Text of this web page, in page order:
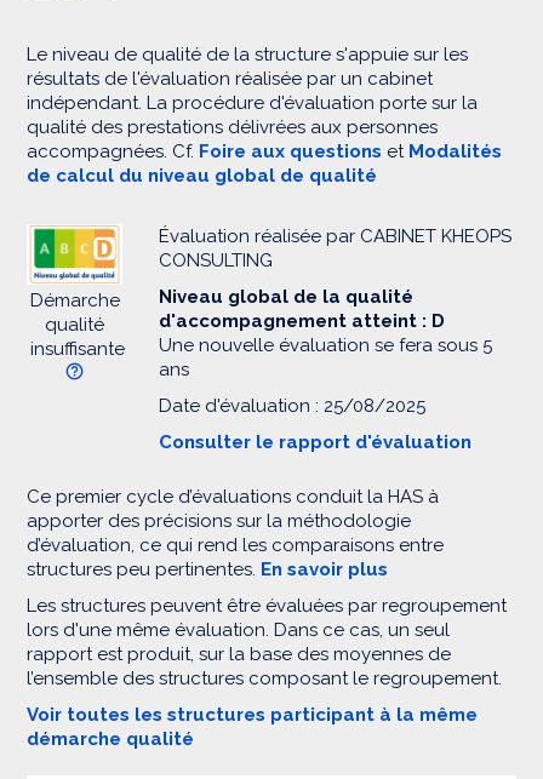
Le niveau de qualité de la structure s'appuie sur les
résultats de l'évaluation réalisée par un cabinet
indépendant. La procédure d'évaluation porte sur la
qualité des prestations délivrées aux personnes
accompagnées. Cf. Foire aux questions et Modalités
de calcul du niveau global de qualité
Démarche
qualité
insuffisante
Évaluation réalisée par CABINET KHEOPS
CONSULTING
Niveau global de la qualité
d'accompagnement atteint : D
Une nouvelle évaluation se fera sous 5
ans
Date d'évaluation : 25/08/2025
Consulter le rapport d'évaluation
Ce premier cycle d’évaluations conduit la HAS à
apporter des précisions sur la méthodologie
d’évaluation, ce qui rend les comparaisons entre
structures peu pertinentes. En savoir plus
Les structures peuvent être évaluées par regroupement
lors d'une même évaluation. Dans ce cas, un seul
rapport est produit, sur la base des moyennes de
l’ensemble des structures composant le regroupement.
Voir toutes les structures participant à la même
démarche qualité